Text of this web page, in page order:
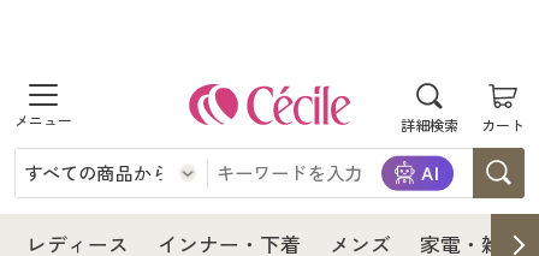
詳細検索 カート
商品を探す
レディース
インナー・下着
レディース インナー・下着 メンズ 家電・雑貨
レディース
レディース通販すべて
レディースファッション
インナー・下着
インナー・下着通販すべて
メンズ